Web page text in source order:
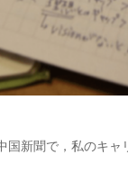
国新聞で，私のキ